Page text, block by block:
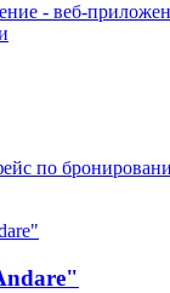
- веб-
по